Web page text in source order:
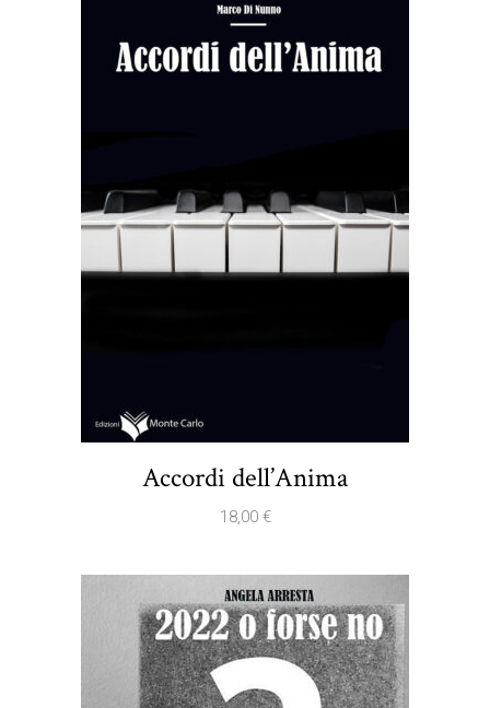
Accordi dell’Anima
18,00 €